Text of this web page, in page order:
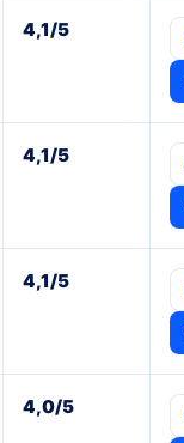
4,1/5
4,1/5
4,1/5
4,0/5